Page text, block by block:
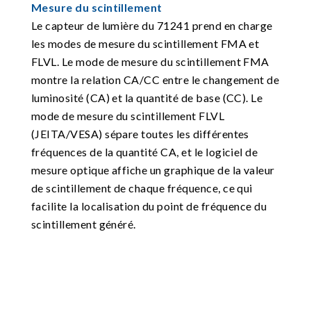
Mesure du scintillement
Le capteur de lumière du 71241 prend en charge
les modes de mesure du scintillement FMA et
FLVL. Le mode de mesure du scintillement FMA
montre la relation CA/CC entre le changement de
luminosité (CA) et la quantité de base (CC). Le
mode de mesure du scintillement FLVL
(JEITA/VESA) sépare toutes les différentes
fréquences de la quantité CA, et le logiciel de
mesure optique affiche un graphique de la valeur
de scintillement de chaque fréquence, ce qui
facilite la localisation du point de fréquence du
scintillement généré.